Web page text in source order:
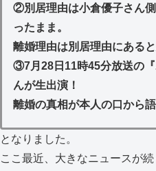
②別居理由は小倉優子さん
ったまま。
離婚理由は別居理由にある
③7月28日11時45分放送の
んが生出演！
離婚の真相が本人の口から
となりました。
ここ最近、大きなニュースが続